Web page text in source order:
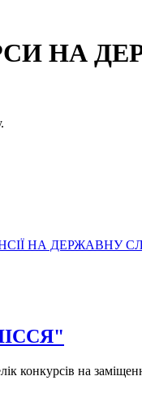
НА
НА ДЕРЖАВНУ
конкурсів на